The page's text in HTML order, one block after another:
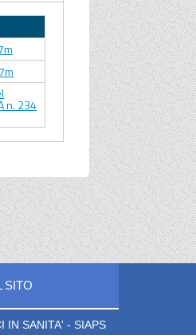
n. 234
SITO
IN SANITA' - SIAPS